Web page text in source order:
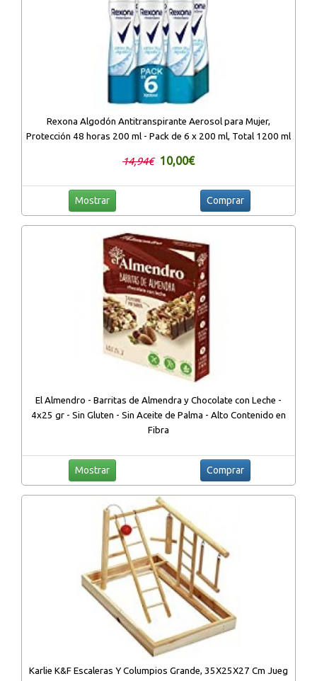
Rexona Algodón Antitranspirante Aerosol para Mujer,
Protección 48 horas 200 ml - Pack de 6 x 200 ml, Total 1200 ml
14,94€ 10,00€
Mostrar Comprar
El Almendro - Barritas de Almendra y Chocolate con Leche -
4x25 gr - Sin Gluten - Sin Aceite de Palma - Alto Contenido en
Fibra
Mostrar Comprar
Karlie K&F Escaleras Y Columpios Grande, 35X25X27 Cm Jueg